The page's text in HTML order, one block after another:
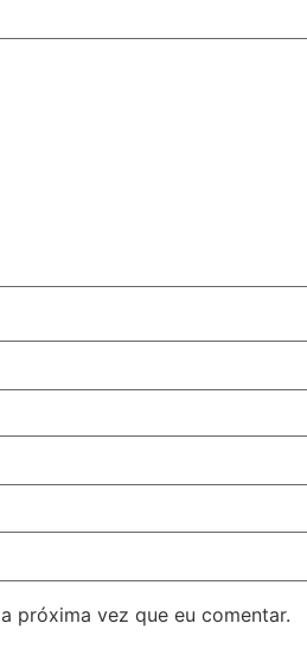
próxima vez que eu comentar.